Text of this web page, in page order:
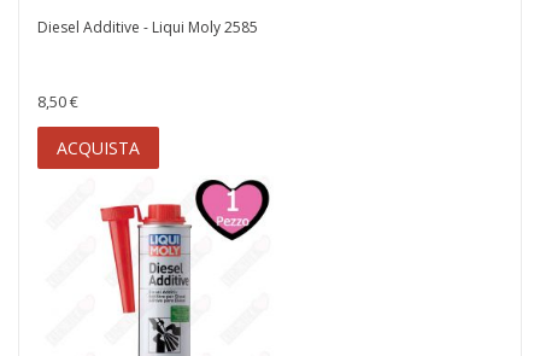
Diesel Additive - Liqui Moly 2585
8,50 €
ACQUISTA